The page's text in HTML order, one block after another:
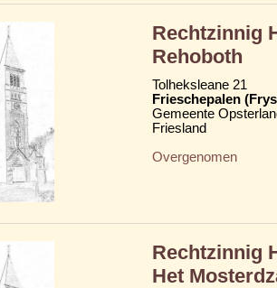
Rechtzinnig
Rehoboth
Tolheksleane 21
Frieschepalen
Gemeente
Friesland
Overgenomen
Rechtzinnig
Het